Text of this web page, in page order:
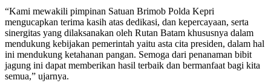
“Kami mewakili pimpinan Satuan Brimob Polda Kepri
mengucapkan terima kasih atas dedikasi, dan kepercayaan, serta
sinergitas yang dilaksanakan oleh Rutan Batam khususnya dalam
mendukung kebijakan pemerintah yaitu asta cita presiden, dalam hal
ini mendukung ketahanan pangan. Semoga dari penanaman bibit
jagung ini dapat memberikan hasil terbaik dan bermanfaat bagi kita
semua,” ujarnya.